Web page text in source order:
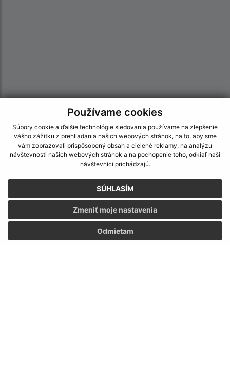
Používame cookies
Súbory cookie a ďalšie technológie sledovania používame na zlepšenie
vášho zážitku z prehliadania našich webových stránok, na to, aby sme
vám zobrazovali prispôsobený obsah a cielené reklamy, na analýzu
návštevnosti našich webových stránok a na pochopenie toho, odkiaľ naši
návštevníci prichádzajú.
SÚHLASÍM
Odmietam
Zmeniť moje nastavenia
Informácie o stránke:
Vyhlásenie o prístupnosti
Autorské práva
Ochrana osobných údajov
Navigácia:
Vytlačiť aktuálnu stránku